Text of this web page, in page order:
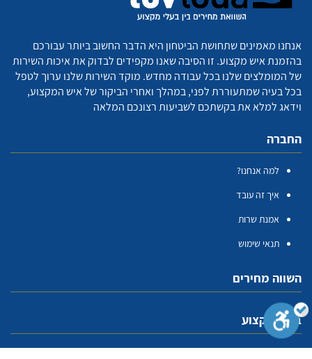
אנחנו מאמינים שתחושת הביטחון היא הדבר החשוב ביותר עבורכם
בהזמנת איש מקצוע. זו הסיבה שאנו מקפידים לבדוק את איכות השירות
של המומלצים שלנו בכל עבודה מחדש. מוקד השירות שלנו ערוך לטפל
בכל בעיה שמתעוררת לפני, במהלך ואחרי הביקור של איש המקצוע,
וידאג למלא את בקשתכם לשביעות רצונכם המלאה
החברה
למה אנחנו?
איך זה עובד
אמנת שרות
תנאי שימוש
השווה מחירים
בעלי מקצוע